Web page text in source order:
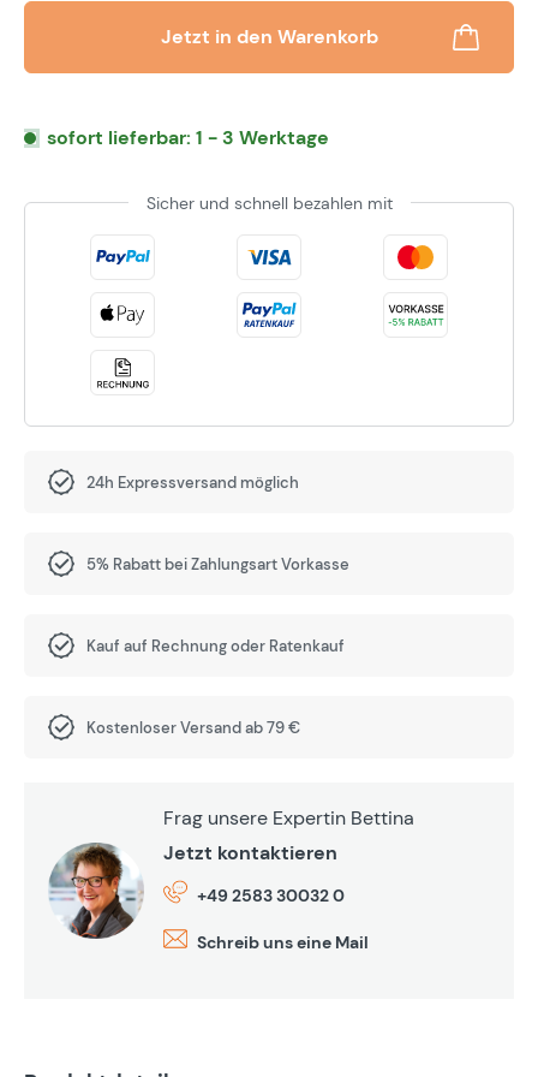
Jetzt in den Warenkorb
sofort lieferbar: 1 - 3 Werktage
Sicher und schnell bezahlen mit
24h Expressversand möglich
5% Rabatt bei Zahlungsart Vorkasse
Kauf auf Rechnung oder Ratenkauf
Kostenloser Versand ab 79 €
Frag unsere Expertin Bettina
Jetzt kontaktieren
+49 2583 30032 0
Schreib uns eine Mail